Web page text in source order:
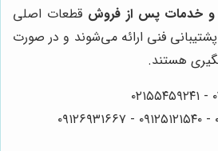
و خدمات پس از فروش قطعات اصلی
پشتیبانی فنی ارائه می‌شوند و در صورت
هستند.